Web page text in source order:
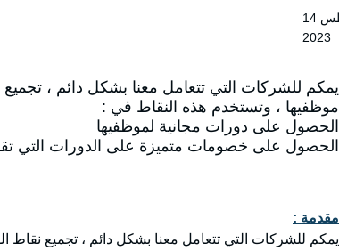
14 أغسطس
2023
يمكم للشركات التي تتعامل معنا بشكل دائم ،
موظفيها ، وتستخدم هذه النقاط في :
الحصول على دورات مجانية لموظفيها
الحصول على خصومات متميزة على الدورات التي
مقدمة :
يمكم للشركات التي تتعامل معنا بشكل دائم ، تجميع نقاط